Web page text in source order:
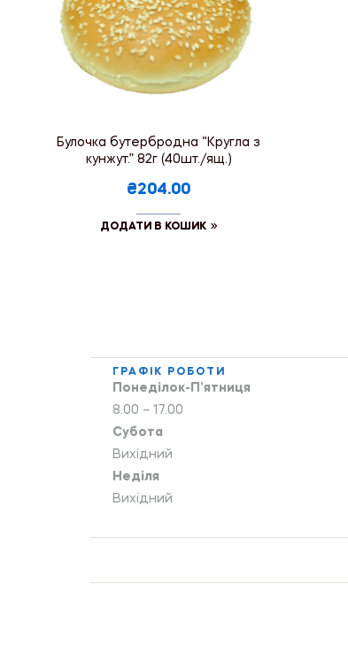
Булочка бутербродна “Кругла з
кунжут.” 82г (40шт./ящ.)
₴204.00
ДОДАТИ В КОШИК
ГРАФІК РОБОТИ
Понеділок-П’ятниця
8.00 – 17.00
Субота
Вихідний
Неділя
Вихідний